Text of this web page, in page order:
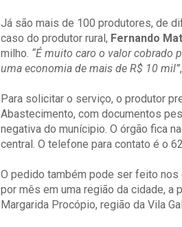
Já são mais de 100 produtores, de
caso do produtor rural, Fernando
milho. “É muito caro o valor cobrado
uma economia de mais de R$ 10 mil”
Para solicitar o serviço, o produtor
Abastecimento, com documentos
negativa do munícipio. O órgão fica
central. O telefone para contato é o
O pedido também pode ser feito nos
por mês em uma região da cidade, a
Margarida Procópio, região da Vila